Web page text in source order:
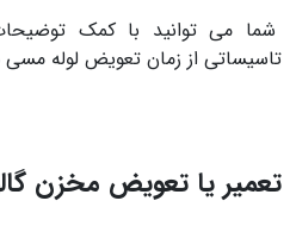
شما می توانید با کمک
تاسیساتی از زمان تعویض لوله مسی
تعمیر یا تعویض مخزن